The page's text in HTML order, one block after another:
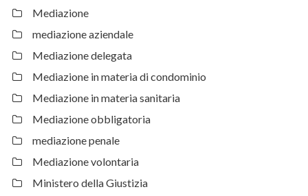
Mediazione
mediazione aziendale
Mediazione delegata
Mediazione in materia di condominio
Mediazione in materia sanitaria
Mediazione obbligatoria
mediazione penale
Mediazione volontaria
Ministero della Giustizia